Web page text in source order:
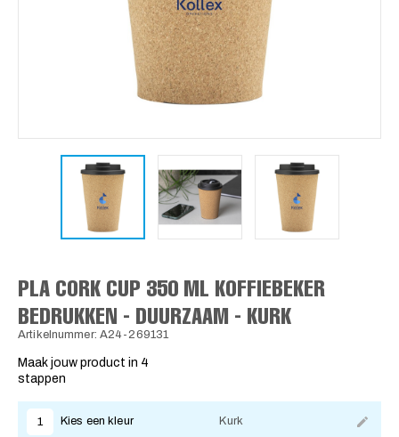
PLA CORK CUP 350 ML KOFFIEBEKER
BEDRUKKEN - DUURZAAM - KURK
Artikelnummer: A24-269131
Maak jouw product in 4
stappen
1 Kies een kleur Kurk